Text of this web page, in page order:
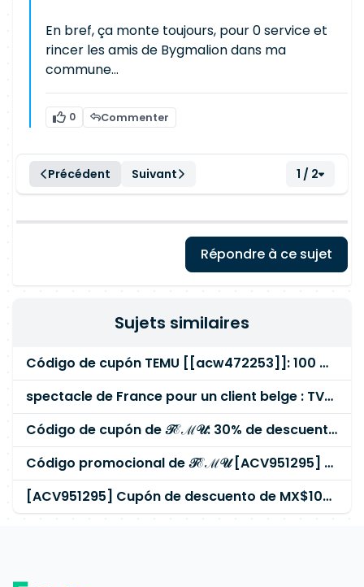
En bref, ça monte toujours, pour 0 service et
rincer les amis de Bygmalion dans ma
commune...
0 Commenter
Précédent Suivant 1 / 2
Répondre à ce sujet
Sujets similaires
Código de cupón TEMU [[acw472253]]: 100 € de descuento para usuarios fieles — España
spectacle de France pour un client belge : TVA ou PAS ?
Código de cupón de 𝒯ℰℳ𝒰: 30% de descuento [ACV951295] para usuarios nuevos y existentes (2025)
Código promocional de 𝒯ℰℳ𝒰 [ACV951295] MX$1000 de descuento para todos los clientes
[ACV951295] Cupón de descuento de MX$1000 en 𝒯ℰℳ𝒰 para usuarios existentes 2025